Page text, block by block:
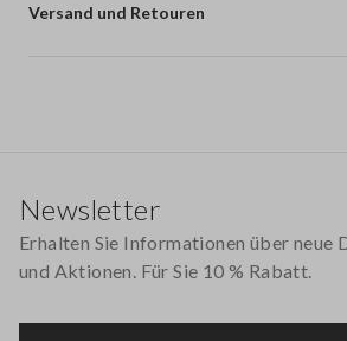
Versand und Retouren
Newsletter
Erhalten Sie Informationen über neue
und Aktionen. Für Sie 10 % Rabatt.